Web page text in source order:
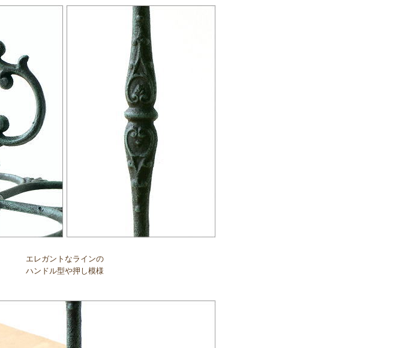
エレガントなラインの
ハンドル型や押し模様